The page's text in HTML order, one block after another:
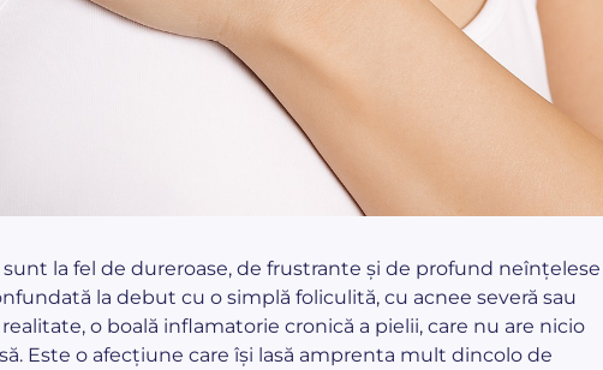
la fel de dureroase, de frustrante și de profund neînțelese
la debut cu o simplă foliculită, cu acnee severă sau
o boală inflamatorie cronică a pielii, care nu are nicio
Este o afecțiune care își lasă amprenta mult dincolo de